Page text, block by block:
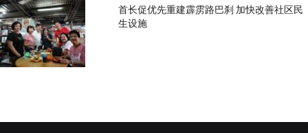
首长促优先重建霹雳路巴刹 加快改善社区民
生设施